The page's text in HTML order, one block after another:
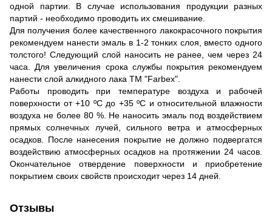
одной партии. В случае использования продукции разных
партий - необходимо проводить их смешивание.
Для получения более качественного лакокрасочного покрытия
рекомендуем нанести эмаль в 1-2 тонких слоя, вместо одного
толстого! Следующий слой наносить не ранее, чем через 24
часа. Для увеличения срока службы покрытия рекомендуем
нанести слой алкидного лака ТМ "Farbex".
Работы проводить при температуре воздуха и рабочей
поверхности от +10 ºС до +35 ºС и относительной влажности
воздуха не более 80 %. Не наносить эмаль под воздействием
прямых солнечных лучей, сильного ветра и атмосферных
осадков. После нанесения покрытие не должно подвергатся
воздействию атмосферных осадков на протяжении 24 часов.
Окончательное отвердение поверхности и приобретение
покрытием своих свойств происходит через 14 дней.
Отзывы